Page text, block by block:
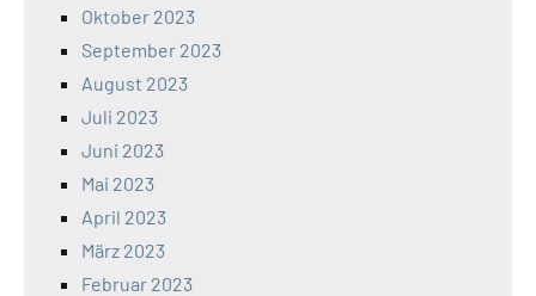
Oktober 2023
September 2023
August 2023
Juli 2023
Juni 2023
Mai 2023
April 2023
März 2023
Februar 2023